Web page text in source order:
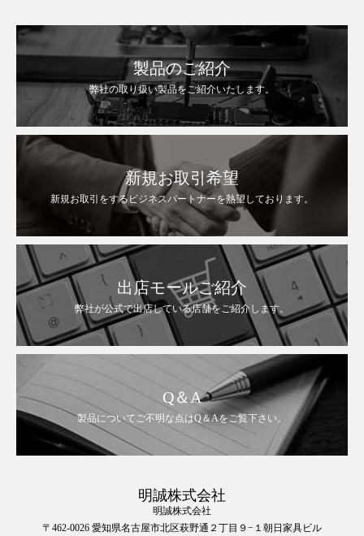
製品のご紹介
弊社の取り扱い製品をご紹介いたします。
新規お取引希望
新規お取引をするビジネスパートナーを熱望しております。
出店モールご紹介
弊社が公式で出店している店舗をご紹介します。
Q＆A
製品についてご不明な点はQ＆Aをご覧下さい。
明誠株式会社
明誠株式会社
〒462-0026 愛知県名古屋市北区萩野通２丁目９−１朝日家具ビル